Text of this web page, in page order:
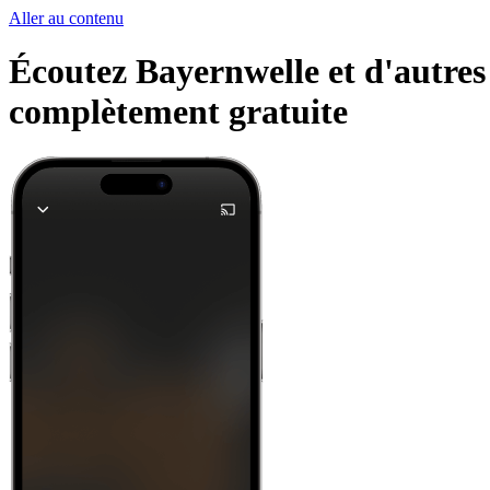
Aller au contenu
Écoutez Bayernwelle et
complètement gratuite